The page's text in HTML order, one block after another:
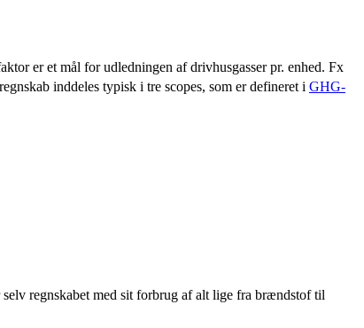
er et mål for udledningen af drivhusgasser pr. enhed. Fx
inddeles typisk i tre scopes, som er defineret i GHG-
regnskabet med sit forbrug af alt lige fra brændstof til